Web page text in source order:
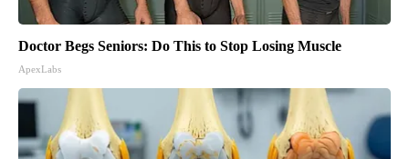
Doctor Begs Seniors: Do This to Stop Losing Muscle
ApexLabs